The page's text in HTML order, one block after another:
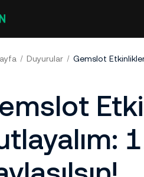
Duyurular